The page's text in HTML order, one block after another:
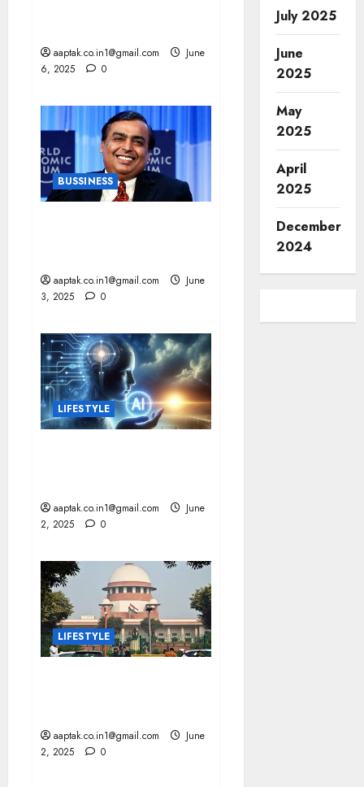
aaptak.co.in1@gmail.com
June
6, 2025
0
BUSSINESS
aaptak.co.in1@gmail.com
June
3, 2025
0
LIFESTYLE
aaptak.co.in1@gmail.com
June
2, 2025
0
LIFESTYLE
aaptak.co.in1@gmail.com
June
2, 2025
0
July 2025
June
2025
May
2025
April
2025
December
2024